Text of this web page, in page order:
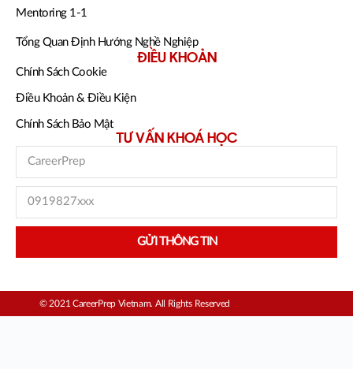
Mentoring 1-1
Tổng Quan Định Hướng Nghề Nghiệp
ĐIỀU KHOẢN
Chính Sách Cookie
Điều Khoản & Điều Kiện
Chính Sách Bảo Mật
TƯ VẤN KHOÁ HỌC
GỬI THÔNG TIN
© 2021 CareerPrep Vietnam. All Rights Reserved